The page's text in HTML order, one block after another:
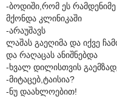
-ბოდიში,რომ ეს
მქონდა კლინიკაში
-არაუშავს
ლაშას გაეღიმა და იქვე
და რაღაცას ანიშნებდა
-ხვალ დილისთვის
-მიტაცებ,ტაისია?
-ნუ დაახლოებით!